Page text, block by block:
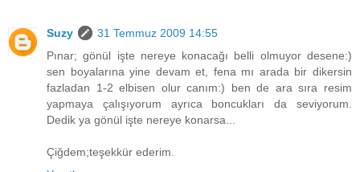
Suzy
31 Temmuz 2009 14:55
Pınar; gönül işte nereye konacağı belli olmuyor desene:)
sen boyalarına yine devam et, fena mı arada bir dikersin
fazladan 1-2 elbisen olur canım:) ben de ara sıra resim
yapmaya çalışıyorum ayrıca boncukları da seviyorum.
Dedik ya gönül işte nereye konarsa...
Çiğdem;teşekkür ederim.